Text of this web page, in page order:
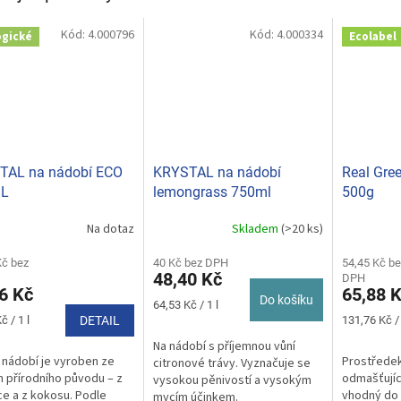
na nádobí ECO
Na dotaz
bez
Kč
/ 1 l DETAIL
nádobí je vyroben ze
přírodního původu – z
a z kokosu. Podle
Kód: 4.000796
KRYSTAL na nádobí
lemongrass 750ml
Skladem (>20 ks)
40 Kč bez DPH
48,40 Kč
Měrná
64,53 Kč / 1 l Do košíku
Na nádobí s příjemnou vůní
citronové trávy. Vyznačuje se
vysokou pěnivostí a vysokým
Kód: 4.000334 Ecolabel
Real
500g
54,45 Kč
DPH
65,88
Měrná
131,76 Kč
vhodný